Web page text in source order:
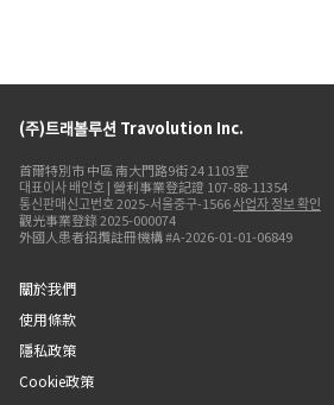
(주)트래볼루션 Travolution Inc.
首爾特別市 中區 南大門路9街 24 1103室
대표이사 배인호 | 營利事業登記證 107-88-11354
통신판매신고번호 2025-서울중구-1566사업자 정보 확인
觀光事業登錄 2025-000074
外國人患者招攬註冊機構 #A-2026-01-01-06849
關於我們
使用條款
隱私政策
Cookie政策